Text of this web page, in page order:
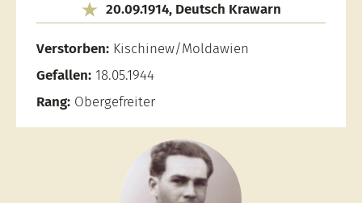
20.09.1914, Deutsch Krawarn
Verstorben: Kischinew/Moldawien
Gefallen: 18.05.1944
Rang: Obergefreiter